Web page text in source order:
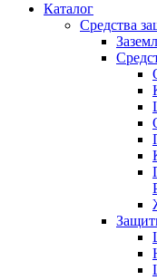
Каталог
Средства